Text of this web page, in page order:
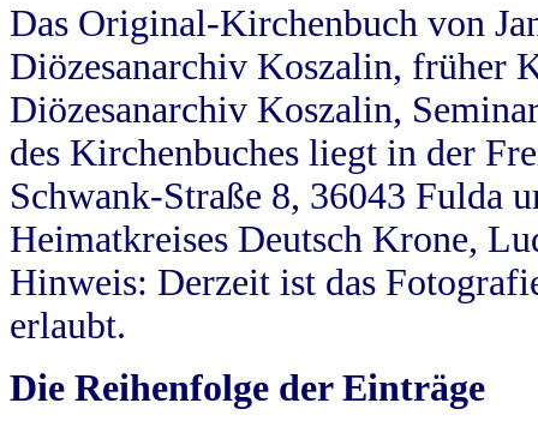
Das Original-Kirchenbuch von
Diözesanarchiv Koszalin, früher
Diözesanarchiv Koszalin,
des Kirchenbuches liegt in der
Schwank-Straße 8, 36043 Fulda
Heimatkreises Deutsch Krone,
Hinweis: Derzeit ist das
erlaubt.
Die Reihenfolge der Einträge